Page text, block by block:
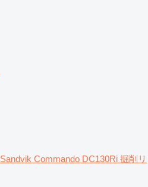
Sandvik Commando DC130Ri 掘削リ